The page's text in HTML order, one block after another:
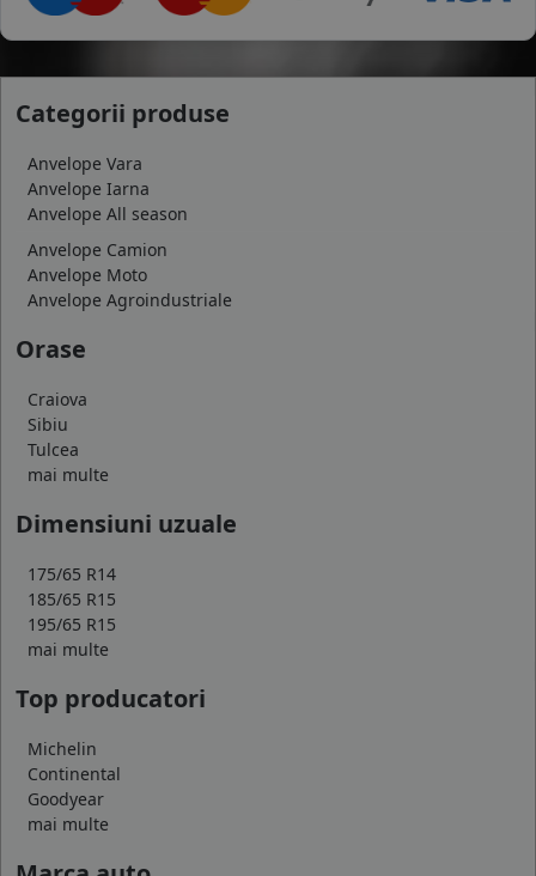
Categorii produse
Anvelope Vara
Anvelope Iarna
Anvelope All season
Anvelope Camion
Anvelope Moto
Anvelope Agroindustriale
Orase
Craiova
Sibiu
Tulcea
mai multe
Dimensiuni uzuale
175/65 R14
185/65 R15
195/65 R15
mai multe
Top producatori
Michelin
Continental
Goodyear
mai multe